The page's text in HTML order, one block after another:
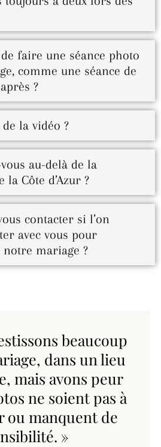
faire une séance photo
comme une séance de
?
la vidéo ?
au-delà de la
la Côte d’Azur ?
contacter si l’on
avec vous pour
mariage ?
beaucoup
dans un lieu
mais avons peur
ne soient pas à
ou manquent de
»